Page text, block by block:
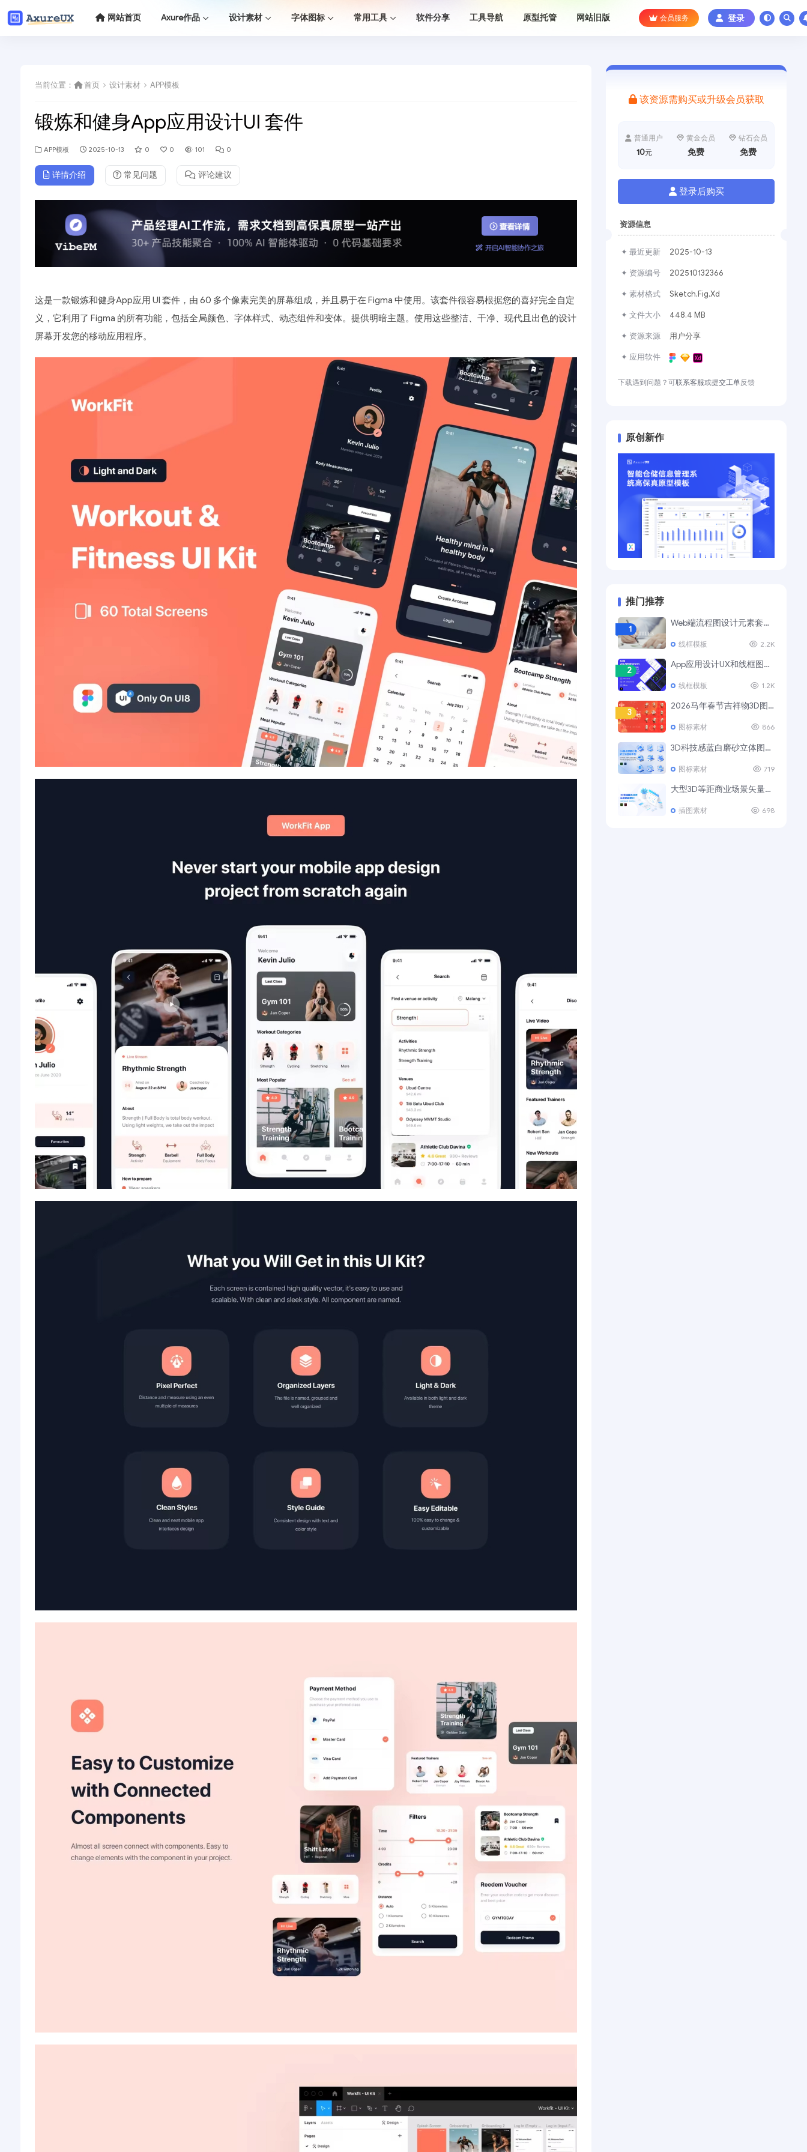
网站首页 Axure作品 设计素材 字体图标 常用工具 软件分享 工具导航 原型托管 网站旧版 会员服务 登录
当前位置： 首页 设计素材 APP模板
锻炼和健身App应用设计UI 套件
APP模板 2025-10-13 0 0 101 0
详情介绍 常见问题 评论建议
这是一款锻炼和健身App应用 UI 套件，由 60 多个像素完美的屏幕组成，并且易于在 Figma 中使用。该套件很容易根据您的喜好完全自定
义，它利用了 Figma 的所有功能，包括全局颜色、字体样式、动态组件和变体。提供明暗主题。使用这些整洁、干净、现代且出色的设计
屏幕开发您的移动应用程序。
该资源需购买或升级会员获取
普通用户
10元
黄金会员
免费
钻石会员
免费
登录后购买
资源信息
✦ 最近更新 2025-10-13
✦ 资源编号 202510132366
✦ 素材格式 Sketch,Fig,Xd
✦ 文件大小 448.4 MB
✦ 资源来源 用户分享
✦ 应用软件
下载遇到问题？可联系客服或提交工单反馈
原创新作
推门推荐
1
Web端流程图设计元素套装 UI Tiles Website Flowcharts
线框模板 2.2K
2
App应用设计UX和线框图模板套件
线框模板 1.2K
3
2026马年春节吉祥物3D图标素材
图标素材 866
4
3D科技感蓝白磨砂立体图标Ⅲ
图标素材 719
5
大型3D等距商业场景矢量插画素材
插图素材 698